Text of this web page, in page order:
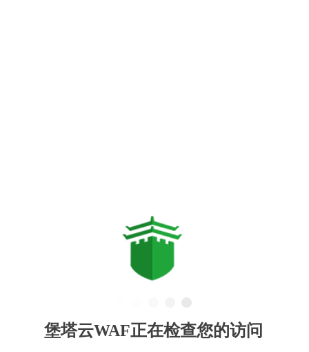
堡塔云WAF正在检查您的访问